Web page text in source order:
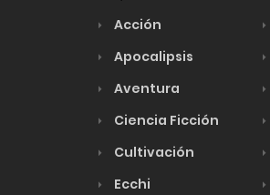
Acción
Apocalipsis
Aventura
Ciencia Ficción
Cultivación
Ecchi